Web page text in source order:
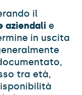
il
aziendali e
in uscita
tra età,